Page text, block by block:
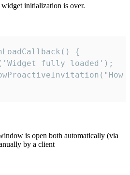
initialization is over.
{
fully loaded');
is open both automatically (via
by a client